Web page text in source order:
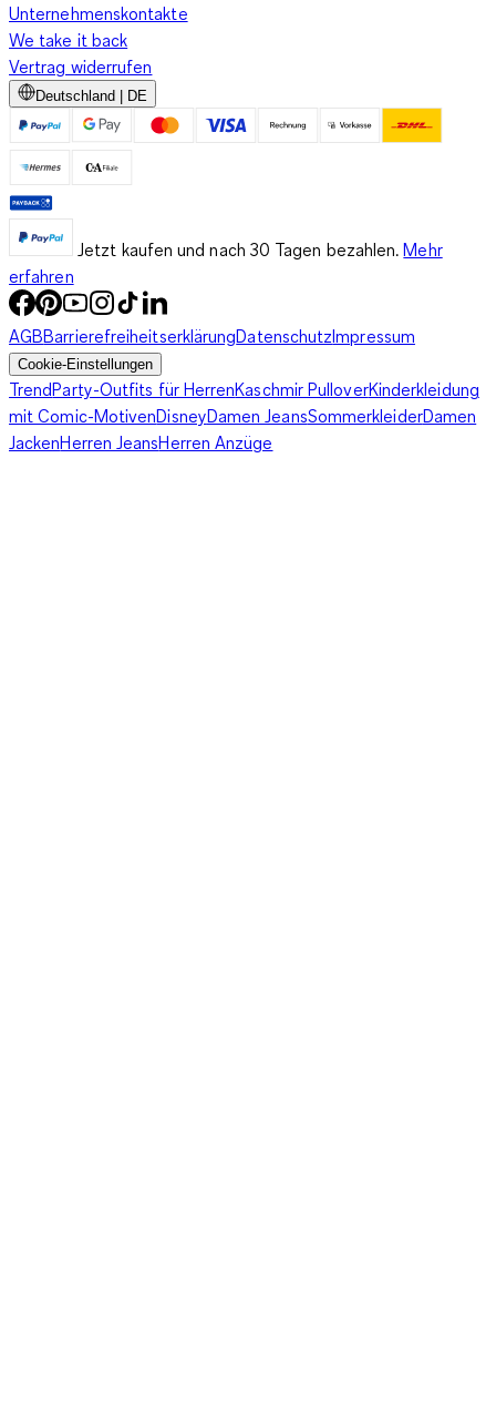
Unternehmenskontakte
We take it back
Vertrag widerrufen
Deutschland | DE
Jetzt kaufen und nach 30 Tagen bezahlen. Mehr
erfahren
AGBBarrierefreiheitserklärungDatenschutzImpressum
Cookie-Einstellungen
TrendParty-Outfits für HerrenKaschmir PulloverKinderkleidung
mit Comic-MotivenDisneyDamen JeansSommerkleiderDamen
JackenHerren JeansHerren Anzüge